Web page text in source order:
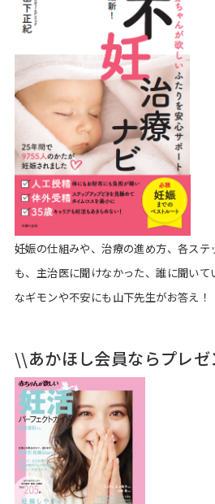
妊娠の仕組みや、治療の進め方、各ス
も、主治医に聞けなかった、誰に聞い
なギモンや不安にも山下先生がお答え！
\\あかほし会員ならプレ